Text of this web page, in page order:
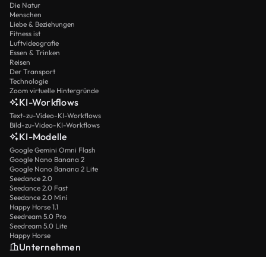
Die Natur
Menschen
Liebe & Beziehungen
Fitness ist
Luftvideografie
Essen & Trinken
Reisen
Der Transport
Technologie
Zoom virtuelle Hintergründe
KI-Workflows
Text-zu-Video-KI-Workflows
Bild-zu-Video-KI-Workflows
KI-Modelle
Google Gemini Omni Flash
Google Nano Banana 2
Google Nano Banana 2 Lite
Seedance 2.0
Seedance 2.0 Fast
Seedance 2.0 Mini
Happy Horse 1.1
Seedream 5.0 Pro
Seedream 5.0 Lite
Happy Horse
Unternehmen